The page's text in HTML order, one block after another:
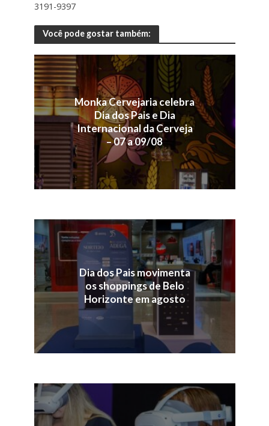
3191-9397
Você pode gostar também:
Monka Cervejaria celebra
Dia dos Pais e Dia
Internacional da Cerveja
– 07 a 09/08
Dia dos Pais movimenta
os shoppings de Belo
Horizonte em agosto